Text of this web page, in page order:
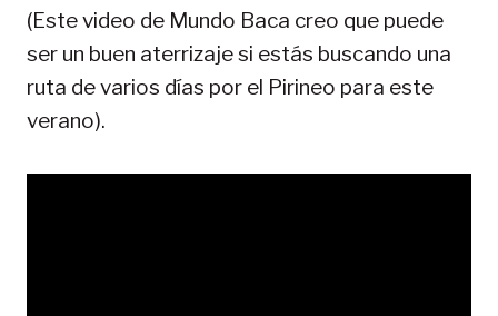
(Este video de Mundo Baca creo que puede
ser un buen aterrizaje si estás buscando una
ruta de varios días por el Pirineo para este
verano).